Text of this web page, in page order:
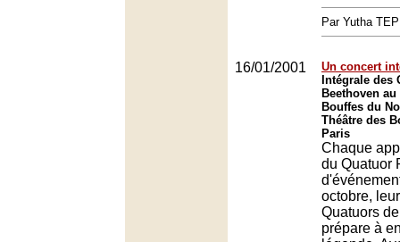
Par Yutha TEP
16/01/2001
Un concert
Intégrale des
Beethoven
Bouffes du
Théâtre des
Paris
Chaque
du Quatuor
octobre,
Quatuors
prépare à